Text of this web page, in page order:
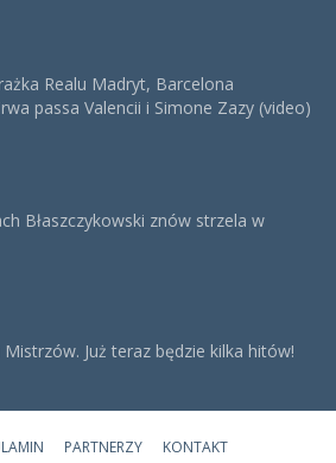
Realu Madryt, Barcelona
passa Valencii i Simone Zazy (video)
Błaszczykowski znów strzela w
Już teraz będzie kilka hitów!
PARTNERZY
KONTAKT